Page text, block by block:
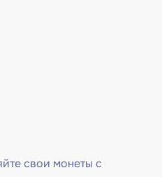
свои монеты с